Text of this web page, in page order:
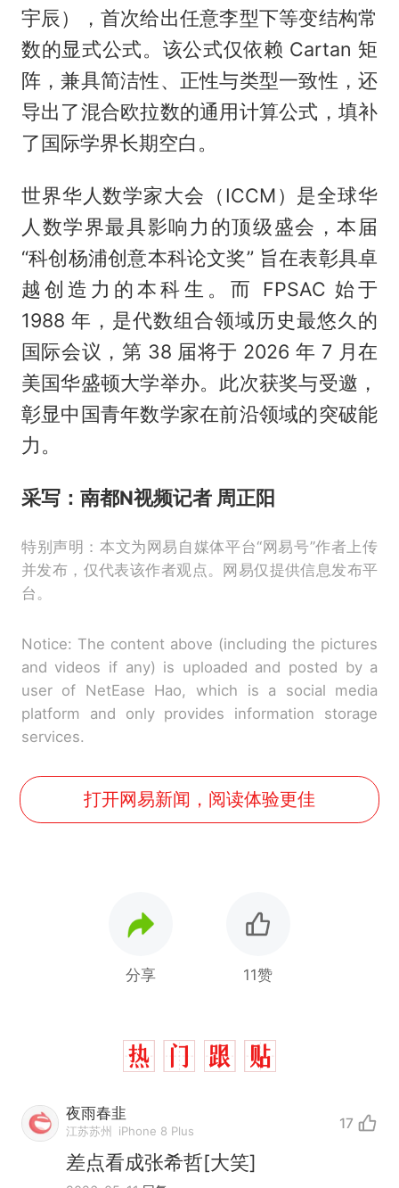
宇辰），首次给出任意李型下等变结构常
数的显式公式。该公式仅依赖 Cartan 矩
阵，兼具简洁性、正性与类型一致性，还
导出了混合欧拉数的通用计算公式，填补
了国际学界长期空白。
世界华人数学家大会（ICCM）是全球华
人数学界最具影响力的顶级盛会，本届
“科创杨浦创意本科论文奖” 旨在表彰具卓
越创造力的本科生。而 FPSAC 始于
1988 年，是代数组合领域历史最悠久的
国际会议，第 38 届将于 2026 年 7 月在
美国华盛顿大学举办。此次获奖与受邀，
彰显中国青年数学家在前沿领域的突破能
力。
采写：南都N视频记者 周正阳
特别声明：本文为网易自媒体平台“网易号”作者上传
并发布，仅代表该作者观点。网易仅提供信息发布平
台。
Notice: The content above (including the pictures
and videos if any) is uploaded and posted by a
user of NetEase Hao, which is a social media
platform and only provides information storage
services.
打开网易新闻，阅读体验更佳
分享 11赞
夜雨春韭
江苏苏州 iPhone 8 Plus 17
差点看成张希哲[大笑]